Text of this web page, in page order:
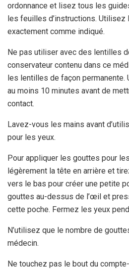
ordonnance et lisez tous les
les feuilles d’instructions. Utilisez
exactement comme indiqué.
Ne pas utiliser avec des lentilles
conservateur contenu dans ce
les lentilles de façon
au moins 10 minutes avant de
contact.
Lavez-vous les mains avant
pour les yeux.
Pour appliquer les gouttes pour
légèrement la tête en arrière et
vers le bas pour créer une petite
gouttes au-dessus de l’œil et
cette poche. Fermez les yeux
N’utilisez que le nombre de
médecin.
Ne touchez pas le bout du